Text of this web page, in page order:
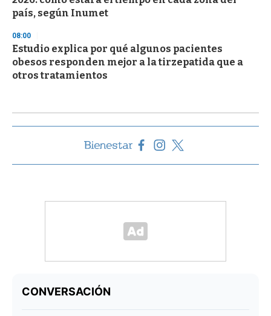
país, según Inumet
08:00
Estudio explica por qué algunos pacientes
obesos responden mejor a la tirzepatida que a
otros tratamientos